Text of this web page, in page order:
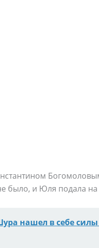
было, и Юля подала на
нашел в себе